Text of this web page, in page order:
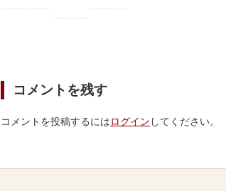
コメントを残す
コメントを投稿するには ログイン してください。